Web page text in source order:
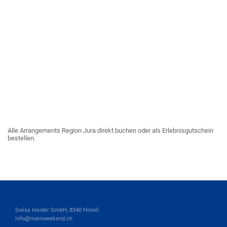
Alle Arrangements Region Jura direkt buchen oder als Erlebnisgutschein
bestellen.
Swiss Insider GmbH, 8340 Hinwil
info@meinweekend.ch